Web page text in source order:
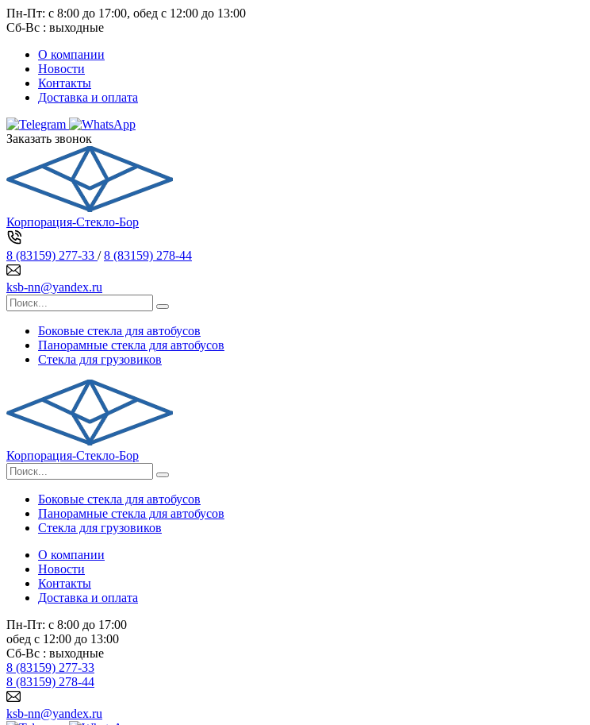
Пн-Пт: с 8:00 до 17:00, обед с 12:00 до 13:00
Сб-Вс : выходные
О компании
Новости
Контакты
Доставка и оплата
Заказать звонок
Корпорация-Стекло-Бор
8 (83159) 277-33 /8 (83159) 278-44
ksb-nn@yandex.ru
Боковые стекла для автобусов
Панорамные стекла для автобусов
Стекла для грузовиков
Корпорация-Стекло-Бор
Боковые стекла для автобусов
Панорамные стекла для автобусов
Стекла для грузовиков
О компании
Новости
Контакты
Доставка и оплата
Пн-Пт: с 8:00 до 17:00
обед с 12:00 до 13:00
Сб-Вс : выходные
8 (83159) 277-33
8 (83159) 278-44
ksb-nn@yandex.ru